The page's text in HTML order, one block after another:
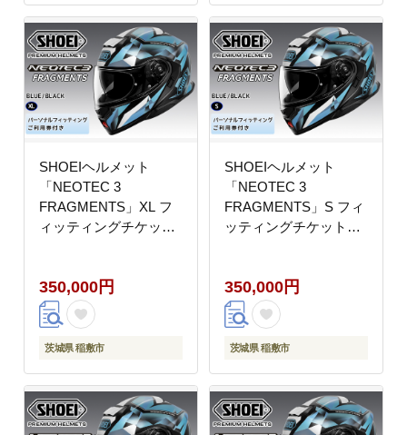
SHOEIヘルメット
「NEOTEC 3
FRAGMENTS」XL フ
ィッティングチケット
グ ネオテック ショウエ
イ [1525]
350,000円
茨城県 稲敷市
SHOEIヘルメット
「NEOTEC 3
FRAGMENTS」S フィ
ッティングチケット付
ネオテック ショウエイ
[1522]
350,000円
茨城県 稲敷市